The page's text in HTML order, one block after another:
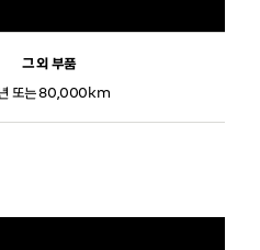
그 외 부품
또는 80,000km